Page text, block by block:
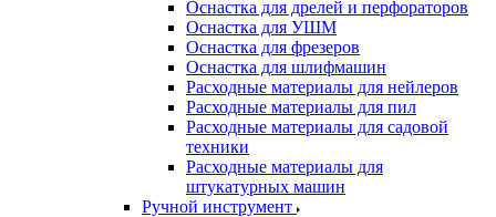
Оснастка для дрелей и перфораторов
Оснастка для УШМ
Оснастка для фрезеров
Оснастка для шлифмашин
Расходные материалы для нейлеров
Расходные материалы для пил
Расходные материалы для садовой
техники
Расходные материалы для
штукатурных машин
Ручной инструмент